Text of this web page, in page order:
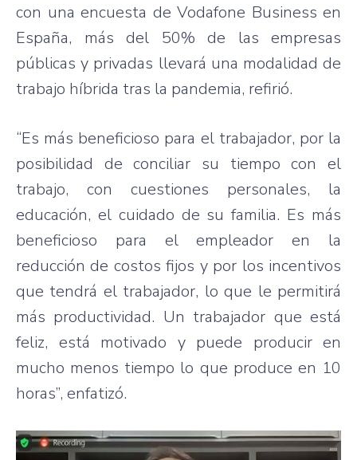
con una encuesta de Vodafone Business en
España, más del 50% de las empresas
públicas y privadas llevará una modalidad de
trabajo híbrida tras la pandemia, refirió.
“Es más beneficioso para el trabajador, por la
posibilidad de conciliar su tiempo con el
trabajo, con cuestiones personales, la
educación, el cuidado de su familia. Es más
beneficioso para el empleador en la
reducción de costos fijos y por los incentivos
que tendrá el trabajador, lo que le permitirá
más productividad. Un trabajador que está
feliz, está motivado y puede producir en
mucho menos tiempo lo que produce en 10
horas”, enfatizó.